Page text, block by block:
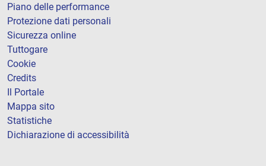
Piano delle performance
Protezione dati personali
Sicurezza online
Tuttogare
Cookie
Credits
Il Portale
Mappa sito
Statistiche
Dichiarazione di accessibilità